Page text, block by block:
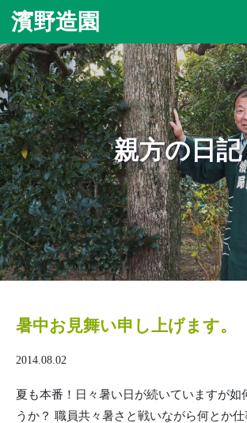
濱野造園
親方の日記
暑中お見舞い申し上げます。
2014.08.02
夏も本番！日々暑い日が続いていますが如
うか？ 職員共々暑さと戦いながら何とか